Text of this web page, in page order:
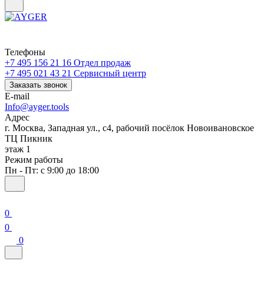
Телефоны
+7 495 156 21 16 Отдел продаж
+7 495 021 43 21 Cервисный центр
Заказать звонок
E-mail
Info@ayger.tools
Адрес
г. Москва, Западная ул., с4, рабочий посёлок Новоивановское
ТЦ Пикник
этаж 1
Режим работы
Пн - Пт: с 9:00 до 18:00
0
0
0